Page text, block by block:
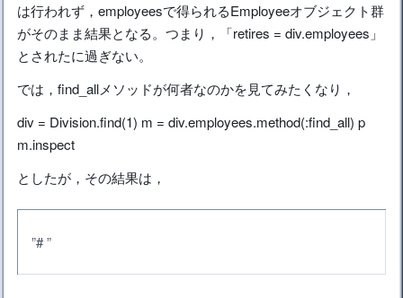
は行われず，employeesで得られるEmployeeオブジェクト群
がそのまま結果となる。つまり，「retires = div.employees」
とされたに過ぎない。
では，find_allメソッドが何者なのかを見てみたくなり，
div = Division.find(1) m = div.employees.method(:find_all) p
m.inspect
としたが，その結果は，
”# ”